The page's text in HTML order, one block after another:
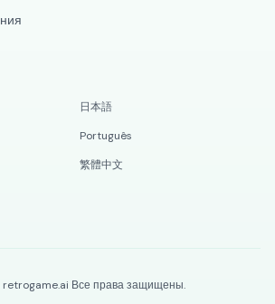
日本語
Português
繁體中文
retrogame.ai Все права защищены.